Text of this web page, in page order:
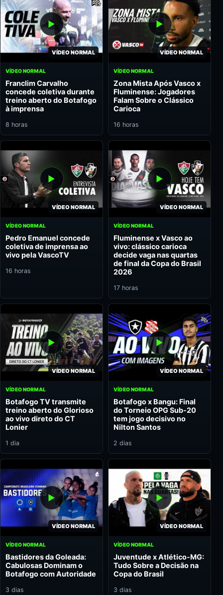
VÍDEO NORMAL
VÍDEO NORMAL
Franclim Carvalho
concede coletiva durante
treino aberto do Botafogo
à imprensa
8 horas
VÍDEO NORMAL
VÍDEO NORMAL
Zona Mista Após Vasco x
Fluminense: Jogadores
Falam Sobre o Clássico
Carioca
16 horas
VÍDEO NORMAL
VÍDEO NORMAL
Pedro Emanuel concede
coletiva de imprensa ao
vivo pela VascoTV
16 horas
VÍDEO NORMAL
VÍDEO NORMAL
Fluminense x Vasco ao
vivo: clássico carioca
decide vaga nas quartas
de final da Copa do Brasil
2026
17 horas
VÍDEO NORMAL
VÍDEO NORMAL
Botafogo TV transmite
treino aberto do Glorioso
ao vivo direto do CT
Lonier
1 dia
VÍDEO NORMAL
VÍDEO NORMAL
Botafogo x Bangu: Final
do Torneio OPG Sub-20
tem jogo decisivo no
Nilton Santos
2 dias
VÍDEO NORMAL
VÍDEO NORMAL
Bastidores da Goleada:
Cabulosas Dominam o
Botafogo com Autoridade
3 dias
VÍDEO NORMAL
VÍDEO NORMAL
Juventude x Atlético-MG:
Tudo Sobre a Decisão na
Copa do Brasil
3 dias